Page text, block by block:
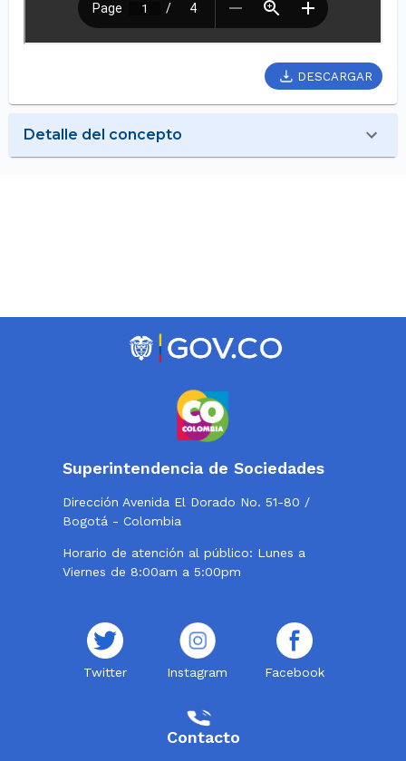
DESCARGAR
Detalle del concepto
Superintendencia de Sociedades
Dirección Avenida El Dorado No. 51-80 /
Bogotá - Colombia
Horario de atención al público: Lunes a
Viernes de 8:00am a 5:00pm
Twitter Instagram Facebook
Contacto